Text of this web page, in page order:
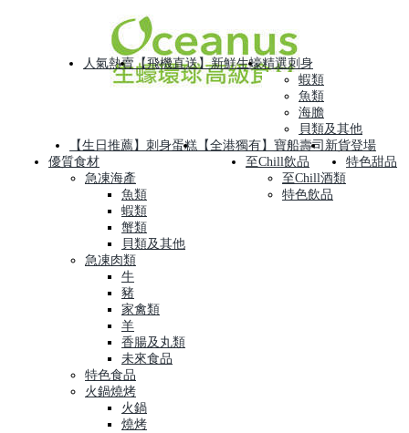
人氣熱賣【飛機直送】新鮮生蠔精選刺身
蝦類
魚類
海膽
貝類及其他
【生日推薦】刺身蛋糕 【全港獨有】寶船壽司 新貨登場
優質食材
急凍海產
魚類
蝦類
蟹類
貝類及其他
急凍肉類
牛
豬
家禽類
羊
香腸及丸類
未來食品
特色食品
火鍋燒烤
火鍋
燒烤
至Chill飲品
至Chill酒類
特色飲品
特色甜品